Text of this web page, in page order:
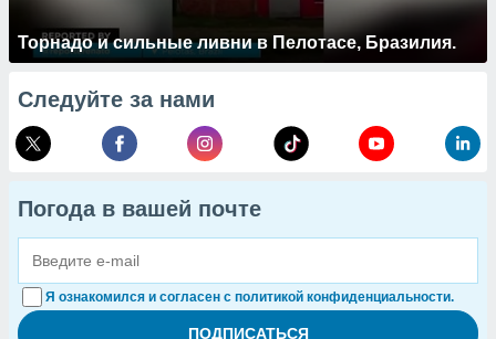
Торнадо и сильные ливни в Пелотасе, Бразилия.
Следуйте за нами
Погода в вашей почте
Я ознакомился и согласен с политикой конфиденциальности.